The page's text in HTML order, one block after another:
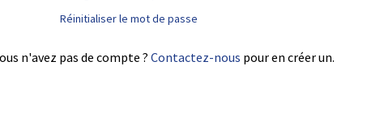
Réinitialiser le mot de passe
n'avez pas de compte ? Contactez-nous pour en créer un.